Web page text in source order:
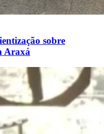
sobre
Araxá